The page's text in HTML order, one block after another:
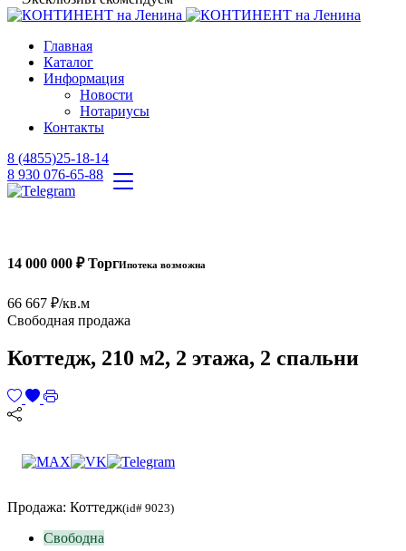
Главная
Каталог
Информация
Новости
Нотариусы
Контакты
8 (4855)25-18-14
8 930 076-65-88
14 000 000 ₽ ТоргИпотека возможна
66 667 ₽/кв.м
Свободная продажа
Коттедж, 210 м2, 2 этажа, 2 спальни
Продажа: Коттедж(id# 9023)
Свободна